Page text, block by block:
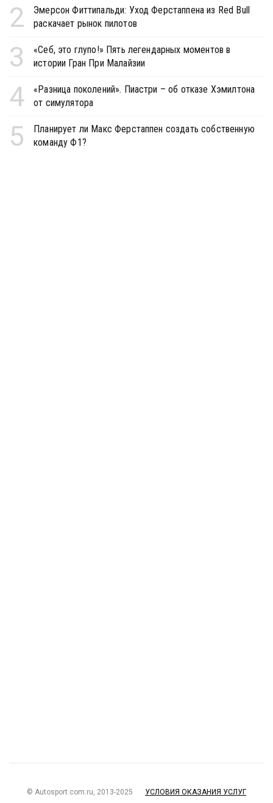
2
Эмерсон Фиттипальди: Уход Ферстаппена из Red Bull
раскачает рынок пилотов
3
«Себ, это глупо!» Пять легендарных моментов в
истории Гран При Малайзии
4
«Разница поколений». Пиастри – об отказе Хэмилтона
от симулятора
5
Планирует ли Макс Ферстаппен создать собственную
команду Ф1?
© Autosport.com.ru, 2013-2025 УСЛОВИЯ ОКАЗАНИЯ УСЛУГ